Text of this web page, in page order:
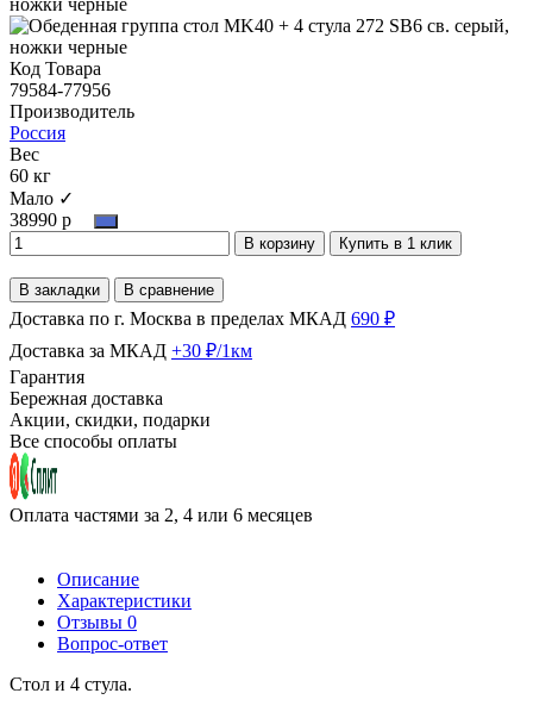
Код Товара
79584-77956
Производитель
Россия
Вес
60 кг
Мало ✓
38990 р
В корзину Купить в 1 клик
В закладки В сравнение
Доставка по г. Москва в пределах МКАД 690 ₽
Доставка за МКАД +30 ₽/1км
Гарантия
Бережная доставка
Акции, скидки, подарки
Все способы оплаты
Оплата частями за 2, 4 или 6 месяцев
Описание
Характеристики
Отзывы 0
Вопрос-ответ
Стол и 4 стула.